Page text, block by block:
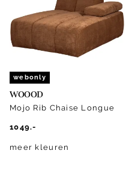
webonly
WOOOD
Mojo Rib Chaise Longue
1049.-
meer kleuren